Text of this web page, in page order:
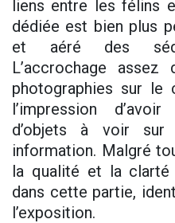
liens entre les félins
dédiée est bien plus
et aéré des
L’accrochage assez
photographies sur le
l’impression
d’objets à voir sur
information. Malgré
la qualité et la clarté
dans cette partie,
l’exposition.